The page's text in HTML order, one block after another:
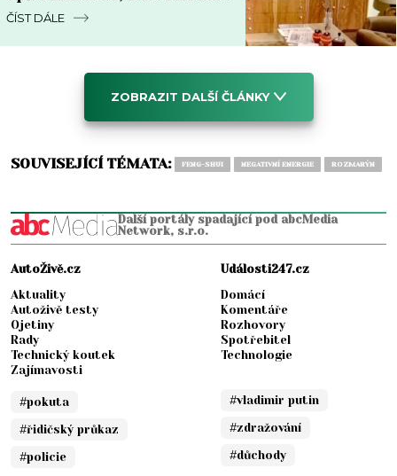
za 8 000 Kč i víc
ČÍST DÁLE
ZOBRAZIT DALŠÍ ČLÁNKY
SOUVISEJÍCÍ TÉMATA: FENG-SHUI NEGATIVNÍ ENERGIE ROZMARÝN
Další portály spadající pod abcMedia
Network, s.r.o.
AutoŽivě.cz
Aktuality
Autoživě testy
Ojetiny
Rady
Technický koutek
Zajímavosti
#pokuta
#řidičský průkaz
#policie
Události247.cz
Domácí
Komentáře
Rozhovory
Spotřebitel
Technologie
#vladimir putin
#zdražování
#důchody